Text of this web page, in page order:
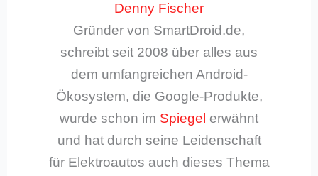
Denny Fischer
Gründer von SmartDroid.de,
schreibt seit 2008 über alles aus
dem umfangreichen Android-
Ökosystem, die Google-Produkte,
wurde schon im Spiegel erwähnt
und hat durch seine Leidenschaft
für Elektroautos auch dieses Thema